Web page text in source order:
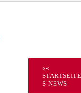
««
STARTSEITE
S-NEWS